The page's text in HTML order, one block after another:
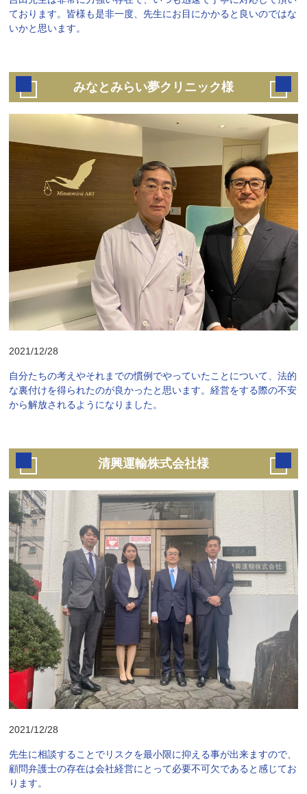
ております。皆様も是非一度、先生にお目にかかると良いのではな
いかと思います。
みなとみらい夢クリニック様
2021/12/28
自分たちの考えやそれまでの慣例でやっていたことについて、法的
な裏付けを得られたのが良かったと思います。経営をする際の不安
から解放されるようになりました。
清興運輸株式会社様
2021/12/28
先生に相談することでリスクを最小限に抑える事が出来ますので、
顧問弁護士の存在は会社経営にとって必要不可欠であると感じてお
ります。